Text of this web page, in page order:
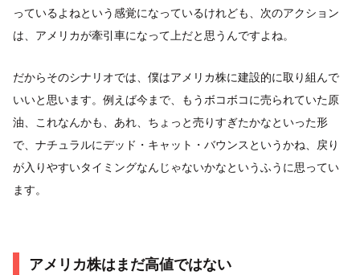
っているよねという感覚になっているけれども、次のアクション
は、アメリカが牽引車になって上だと思うんですよね。
だからそのシナリオでは、僕はアメリカ株に建設的に取り組んで
いいと思います。例えば今まで、もうボコボコに売られていた原
油、これなんかも、あれ、ちょっと売りすぎたかなといった形
で、ナチュラルにデッド・キャット・バウンスというかね、戻り
が入りやすいタイミングなんじゃないかなというふうに思ってい
ます。
アメリカ株はまだ高値ではない